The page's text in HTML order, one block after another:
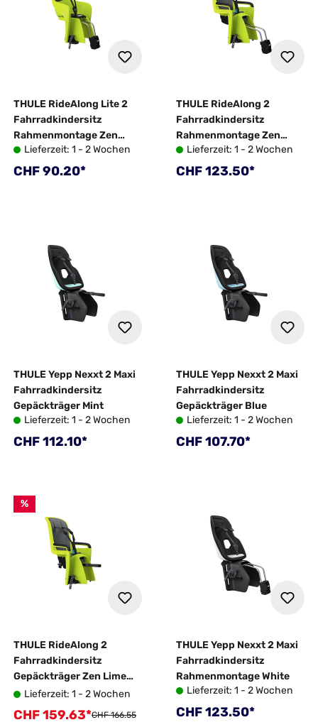
THULE RideAlong Lite 2
Fahrradkindersitz
Rahmenmontage Zen
LimeLieferzeit: 1 - 2 Wochen
Regulärer Preis:
CHF 90.20*
THULE RideAlong 2
Fahrradkindersitz
Rahmenmontage Zen
LimeLieferzeit: 1 - 2 Wochen
Regulärer Preis:
CHF 123.50*
THULE Yepp Nexxt 2 Maxi
Fahrradkindersitz
Gepäckträger Mint
Lieferzeit: 1 - 2 Wochen
Regulärer Preis:
CHF 112.10*
THULE Yepp Nexxt 2 Maxi
Fahrradkindersitz
Gepäckträger Blue
Lieferzeit: 1 - 2 Wochen
Regulärer Preis:
CHF 107.70*
%
THULE RideAlong 2
Fahrradkindersitz
Gepäckträger Zen Lime
2025Lieferzeit: 1 - 2 Wochen
Verkaufspreis:
CHF 159.63*Regulärer Preis:
CHF 166.55
THULE Yepp Nexxt 2 Maxi
Fahrradkindersitz
Rahmenmontage White
Lieferzeit: 1 - 2 Wochen
Regulärer Preis:
CHF 123.50*